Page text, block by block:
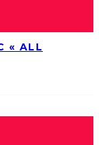
« ALL